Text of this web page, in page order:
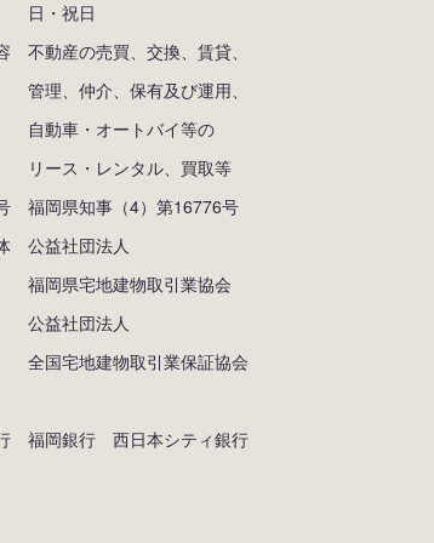
日・祝日
不動産の売買、交換、賃貸、
仲介、保有及び運用、
・オートバイ等の
・レンタル、買取等
福岡県知事（4）第16776号
公益社団法人
宅地建物取引業協会
社団法人
地建物取引業保証協会
福岡銀行 西日本シティ銀行